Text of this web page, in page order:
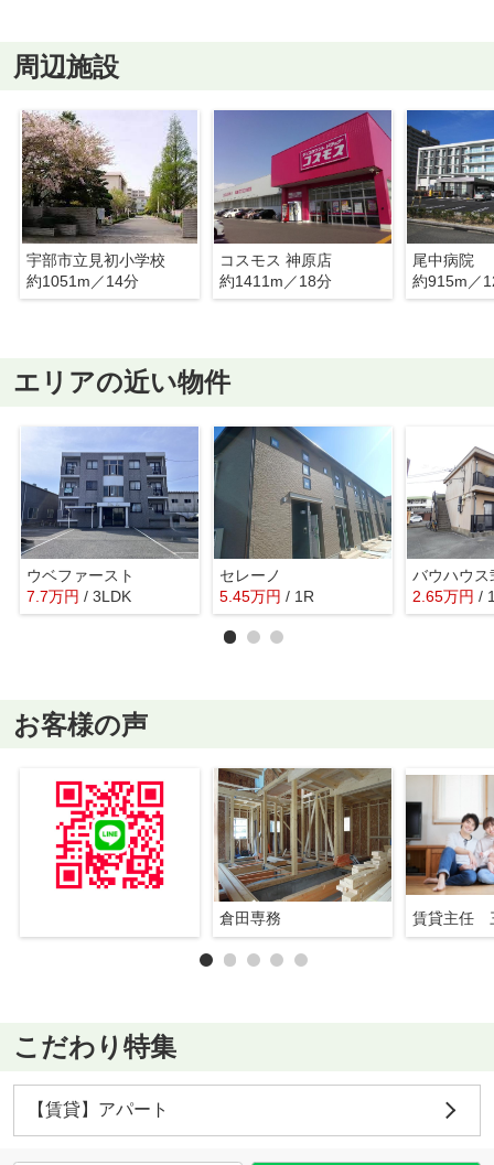
周辺施設
宇部市立見初小学校
約1051m／14分
コスモス 神原店
約1411m／18分
尾中病院
約915m／
エリアの近い物件
ウベファースト
7.7万円 / 3LDK
セレーノ
5.45万円 / 1R
バウハウス
2.65万円 /
お客様の声
倉田専務 賃貸主任
こだわり特集
【賃貸】アパート